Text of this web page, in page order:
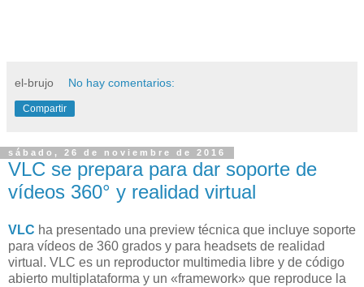
el-brujo No hay comentarios:
Compartir
sábado, 26 de noviembre de 2016
VLC se prepara para dar soporte de
vídeos 360° y realidad virtual
VLC ha presentado una preview técnica que incluye soporte
para vídeos de 360 grados y para headsets de realidad
virtual. VLC es un reproductor multimedia libre y de código
abierto multiplataforma y un «framework» que reproduce la